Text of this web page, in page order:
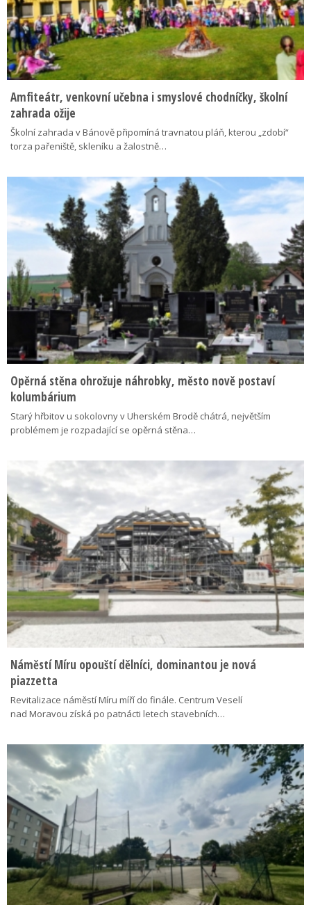
Amfiteátr, venkovní učebna i smyslové chodníčky, školní
zahrada ožije
Školní zahrada v Bánově připomíná travnatou pláň, kterou „zdobí“
torza pařeniště, skleníku a žalostně…
Opěrná stěna ohrožuje náhrobky, město nově postaví
kolumbárium
Starý hřbitov u sokolovny v Uherském Brodě chátrá, největším
problémem je rozpadající se opěrná stěna…
Náměstí Míru opouští dělníci, dominantou je nová
piazzetta
Revitalizace náměstí Míru míří do finále. Centrum Veselí
nad Moravou získá po patnácti letech stavebních…